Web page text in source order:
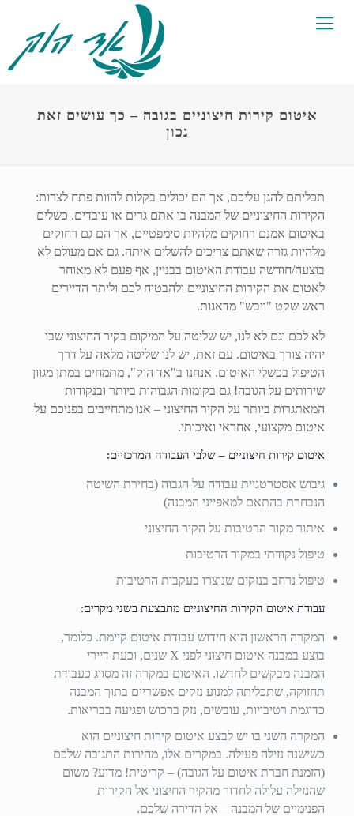
איטום קירות חיצוניים בגובה – כך עושים זאת
נכון
תכליתם להגן עליכם, אך הם יכולים בקלות להוות פתח לצרות:
הקירות החיצוניים של המבנה בו אתם גרים או עובדים. כשלים
באיטום אמנם רחוקים מלהיות סימפטיים, אך הם גם רחוקים
מלהיות גזרה שאתם צריכים להשלים איתה. גם אם מעולם לא
בוצעה/חודשה עבודת האיטום בבניין, אף פעם לא מאוחר
לאטום את הקירות החיצוניים ולהבטיח לכם וליתר הדיירים
ראש שקט "ויבש" מדאגות.
לא לכם וגם לא לנו, יש שליטה על המיקום בקיר החיצוני שבו
יהיה צורך באיטום. עם זאת, יש לנו שליטה מלאה על דרך
הטיפול בכשלי האיטום. אנחנו ב"אד הוק", מתמחים במתן מגוון
שירותים על הגובה! גם בקומות הגבוהות ביותר ובנקודות
המאתגרות ביותר על הקיר החיצוני – אנו מתחייבים בפניכם על
איטום מקצועי, אחראי ואיכותי.
איטום קירות חיצוניים – שלבי העבודה המרכזיים:
גיבוש אסטרטגיית עבודה על הגבוה (בחירת השיטה
הנבחרת בהתאם למאפייני המבנה)
איתור מקור הרטיבות על הקיר החיצוני
טיפול נקודתי במקור הרטיבות
טיפול נרחב בנזקים שנוצרו בעקבות הרטיבות
עבודת איטום הקירות החיצוניים מתבצעת בשני מקרים:
המקרה הראשון הוא חידוש עבודת איטום קיימת. כלומר,
בוצע במבנה איטום חיצוני לפני X שנים, וכעת דיירי
המבנה מבקשים לחדשו. האיטום במקרה זה מסווג כעבודת
תחזוקה, שתכליתה למנוע נזקים אפשריים בתוך המבנה
כדוגמת רטיבויות, עובשים, נזק ברכוש ופגיעה בבריאות.
המקרה השני בו יש לבצע איטום קירות חיצוניים הוא
כשישנה נזילה פעילה. במקרים אלו, מהירות התגובה שלכם
(הזמנת חברת איטום על הגובה) – קריטית! מדוע? משום
שהנזילה עלולה לחדור מהקיר החיצוני אל הקירות
הפנימיים של המבנה – אל הדירה שלכם.